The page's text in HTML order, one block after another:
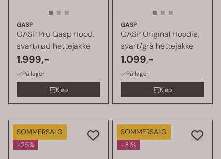
GASP
GASP Pro Gasp Hood,
svart/rød hettejakke
1.999,-
På lager
Kjøp
GASP
GASP Original Hoodie,
svart/grå hettejakke
1.099,-
På lager
Kjøp
SOMMERSALG
-25%
SOMMERSALG
-31%